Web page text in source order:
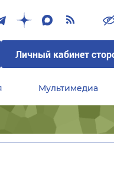
Личный кабинет
Мультимедиа